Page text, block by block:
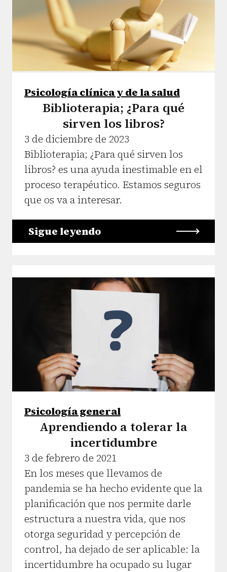
Psicología clínica y de la salud
Biblioterapia; ¿Para qué
sirven los libros?
3 de diciembre de 2023
Biblioterapia; ¿Para qué sirven los
libros? es una ayuda inestimable en el
proceso terapéutico. Estamos seguros
que os va a interesar.
Sigue leyendo
Psicología general
Aprendiendo a tolerar la
incertidumbre
3 de febrero de 2021
En los meses que llevamos de
pandemia se ha hecho evidente que la
planificación que nos permite darle
estructura a nuestra vida, que nos
otorga seguridad y percepción de
control, ha dejado de ser aplicable: la
incertidumbre ha ocupado su lugar